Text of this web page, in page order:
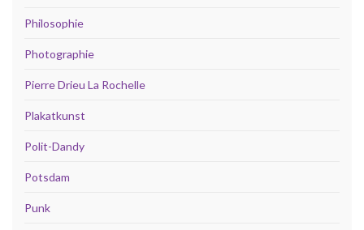
Philosophie
Photographie
Pierre Drieu La Rochelle
Plakatkunst
Polit-Dandy
Potsdam
Punk